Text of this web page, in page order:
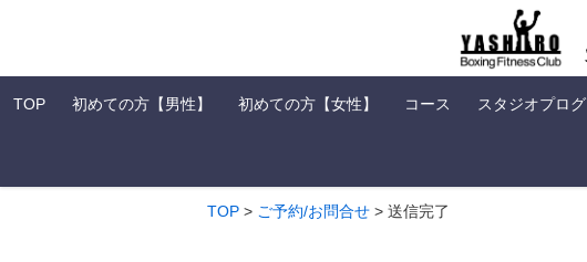
TOP 初めての方【男性】 初めての方【女性】 コース スタジオプロ
TOP > ご予約/お問合せ > 送信完了